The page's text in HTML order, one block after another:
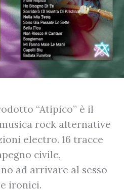
“Atipico” è il
rock alternative
electro. 16 tracce
civile,
ad arrivare al sesso
ironici.